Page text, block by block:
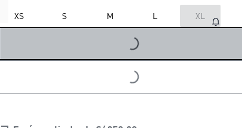
XS S M L XL
LOADING...
LOADING...